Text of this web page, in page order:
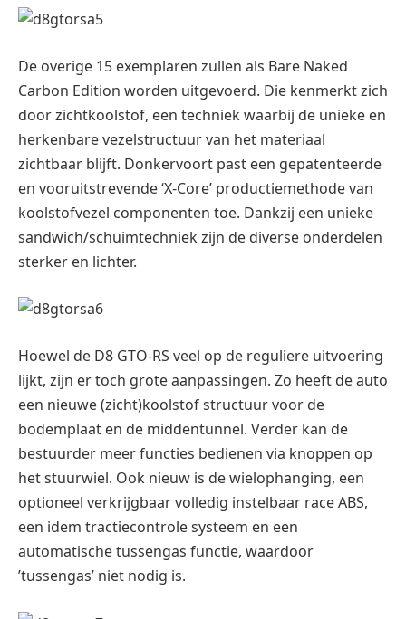
De overige 15 exemplaren zullen als Bare Naked
Carbon Edition worden uitgevoerd. Die kenmerkt zich
door zichtkoolstof, een techniek waarbij de unieke en
herkenbare vezelstructuur van het materiaal
zichtbaar blijft. Donkervoort past een gepatenteerde
en vooruitstrevende ‘X-Core’ productiemethode van
koolstofvezel componenten toe. Dankzij een unieke
sandwich/schuimtechniek zijn de diverse onderdelen
sterker en lichter.
Hoewel de D8 GTO-RS veel op de reguliere uitvoering
lijkt, zijn er toch grote aanpassingen. Zo heeft de auto
een nieuwe (zicht)koolstof structuur voor de
bodemplaat en de middentunnel. Verder kan de
bestuurder meer functies bedienen via knoppen op
het stuurwiel. Ook nieuw is de wielophanging, een
optioneel verkrijgbaar volledig instelbaar race ABS,
een idem tractiecontrole systeem en een
automatische tussengas functie, waardoor
’tussengas’ niet nodig is.